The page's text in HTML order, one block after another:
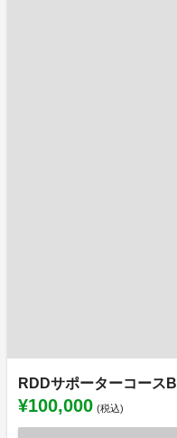
RDDサポーターコースB
¥100,000 (税込)